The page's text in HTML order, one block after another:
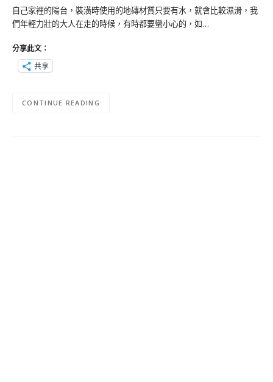
自己家裡的陽台，裝潢時使用的地磚材質只要有水，就會比較濕滑，我
們年輕力壯的大人在走的時候，有時都要蠻小心的，如…
分享此文：
共享
CONTINUE READING